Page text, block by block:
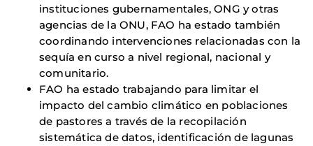
instituciones gubernamentales, ONG y otras
agencias de la ONU, FAO ha estado también
coordinando intervenciones relacionadas con la
sequía en curso a nivel regional, nacional y
comunitario.
FAO ha estado trabajando para limitar el
impacto del cambio climático en poblaciones
de pastores a través de la recopilación
sistemática de datos, identificación de lagunas